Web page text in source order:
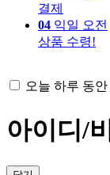
결제
04 익일 오전
상품 수령!
오늘 하루 동안
아이디/